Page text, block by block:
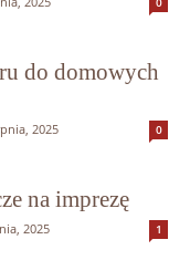
do domowych
2025 0
na imprezę
2025 1